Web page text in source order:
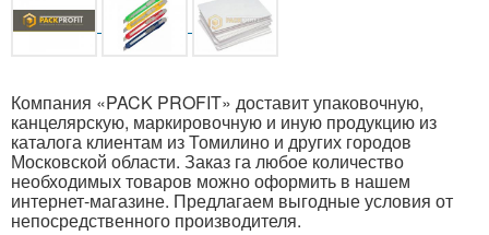
Компания «PACK PROFIT» доставит упаковочную,
канцелярскую, маркировочную и иную продукцию из
каталога клиентам из Томилино и других городов
Московской области. Заказ га любое количество
необходимых товаров можно оформить в нашем
интернет-магазине. Предлагаем выгодные условия от
непосредственного производителя.